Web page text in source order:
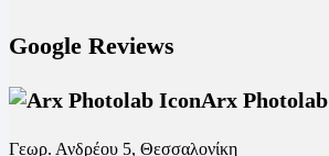
Google Reviews
Arx Photolab
Γεωρ. Ανδρέου 5, Θεσσαλονίκη